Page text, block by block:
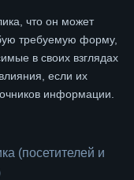
что он может
требуемую форму,
в своих взглядах
если их
информации.